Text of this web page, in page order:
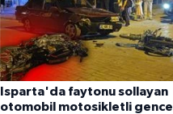
Isparta'da faytonu sollayan
otomobil motosikletli gence